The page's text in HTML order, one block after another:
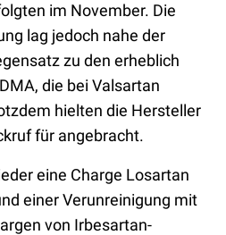
im November. Die
lag jedoch nahe der
zu den erheblich
die bei Valsartan
hielten die Hersteller
für angebracht.
eine Charge Losartan
einer Verunreinigung mit
von Irbesartan-